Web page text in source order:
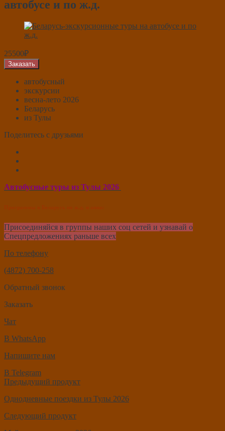
автобусе и по ж.д.
25500₽
Заказать
автобусный
экскурсии
весна-лето 2026
Беларусь
из Тулы
Поделитесь с друзьями
Автобусные туры из Тулы 2026
Присоединяйся в группы наших соц сетей и узнавай о
Спецпредложениях раньше всех
По телефону
(4872) 700-258
Обратный звонок
Заказать
Чат
В WhatsApp
Напишите нам
В Telegram
Навигация
по
записям
Предыдущий продукт
Однодневные поездки из Тулы 2026
Следующий продукт